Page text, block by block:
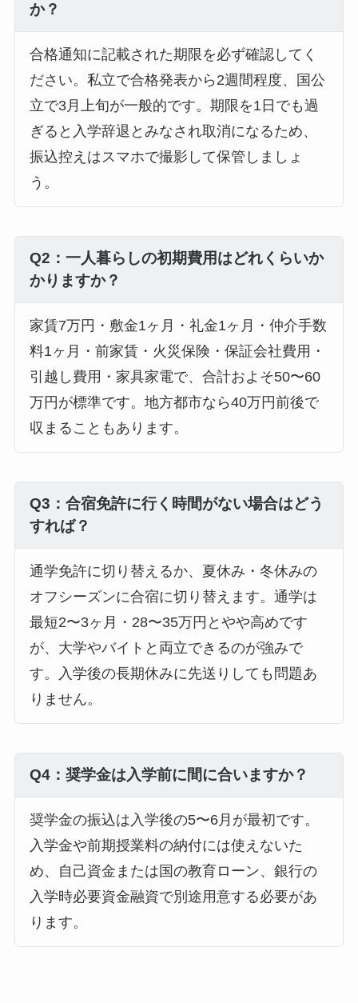
か？
合格通知に記載された期限を必ず確認してく
ださい。私立で合格発表から2週間程度、国公
立で3月上旬が一般的です。期限を1日でも過
ぎると入学辞退とみなされ取消になるため、
振込控えはスマホで撮影して保管しましょ
う。
Q2：一人暮らしの初期費用はどれくらいか
かりますか？
家賃7万円・敷金1ヶ月・礼金1ヶ月・仲介手数
料1ヶ月・前家賃・火災保険・保証会社費用・
引越し費用・家具家電で、合計およそ50〜60
万円が標準です。地方都市なら40万円前後で
収まることもあります。
Q3：合宿免許に行く時間がない場合はどう
すれば？
通学免許に切り替えるか、夏休み・冬休みの
オフシーズンに合宿に切り替えます。通学は
最短2〜3ヶ月・28〜35万円とやや高めです
が、大学やバイトと両立できるのが強みで
す。入学後の長期休みに先送りしても問題あ
りません。
Q4：奨学金は入学前に間に合いますか？
奨学金の振込は入学後の5〜6月が最初です。
入学金や前期授業料の納付には使えないた
め、自己資金または国の教育ローン、銀行の
入学時必要資金融資で別途用意する必要があ
ります。